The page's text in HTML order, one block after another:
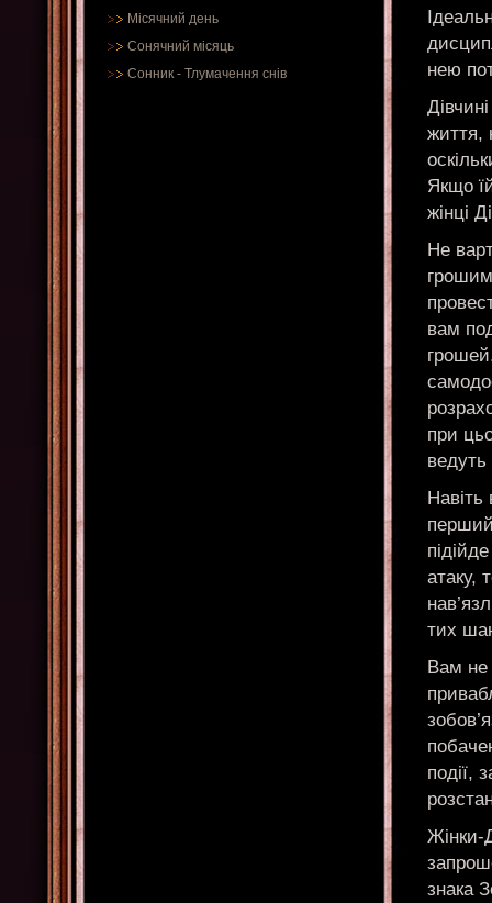
Місячний день
Сонячний місяць
Сонник - Тлумачення снів
нею
життя,
Якщо
жінці
Не
вам
при
Навіть
перший
атаку,
тих
Вам не
події,
Жінки-
знака